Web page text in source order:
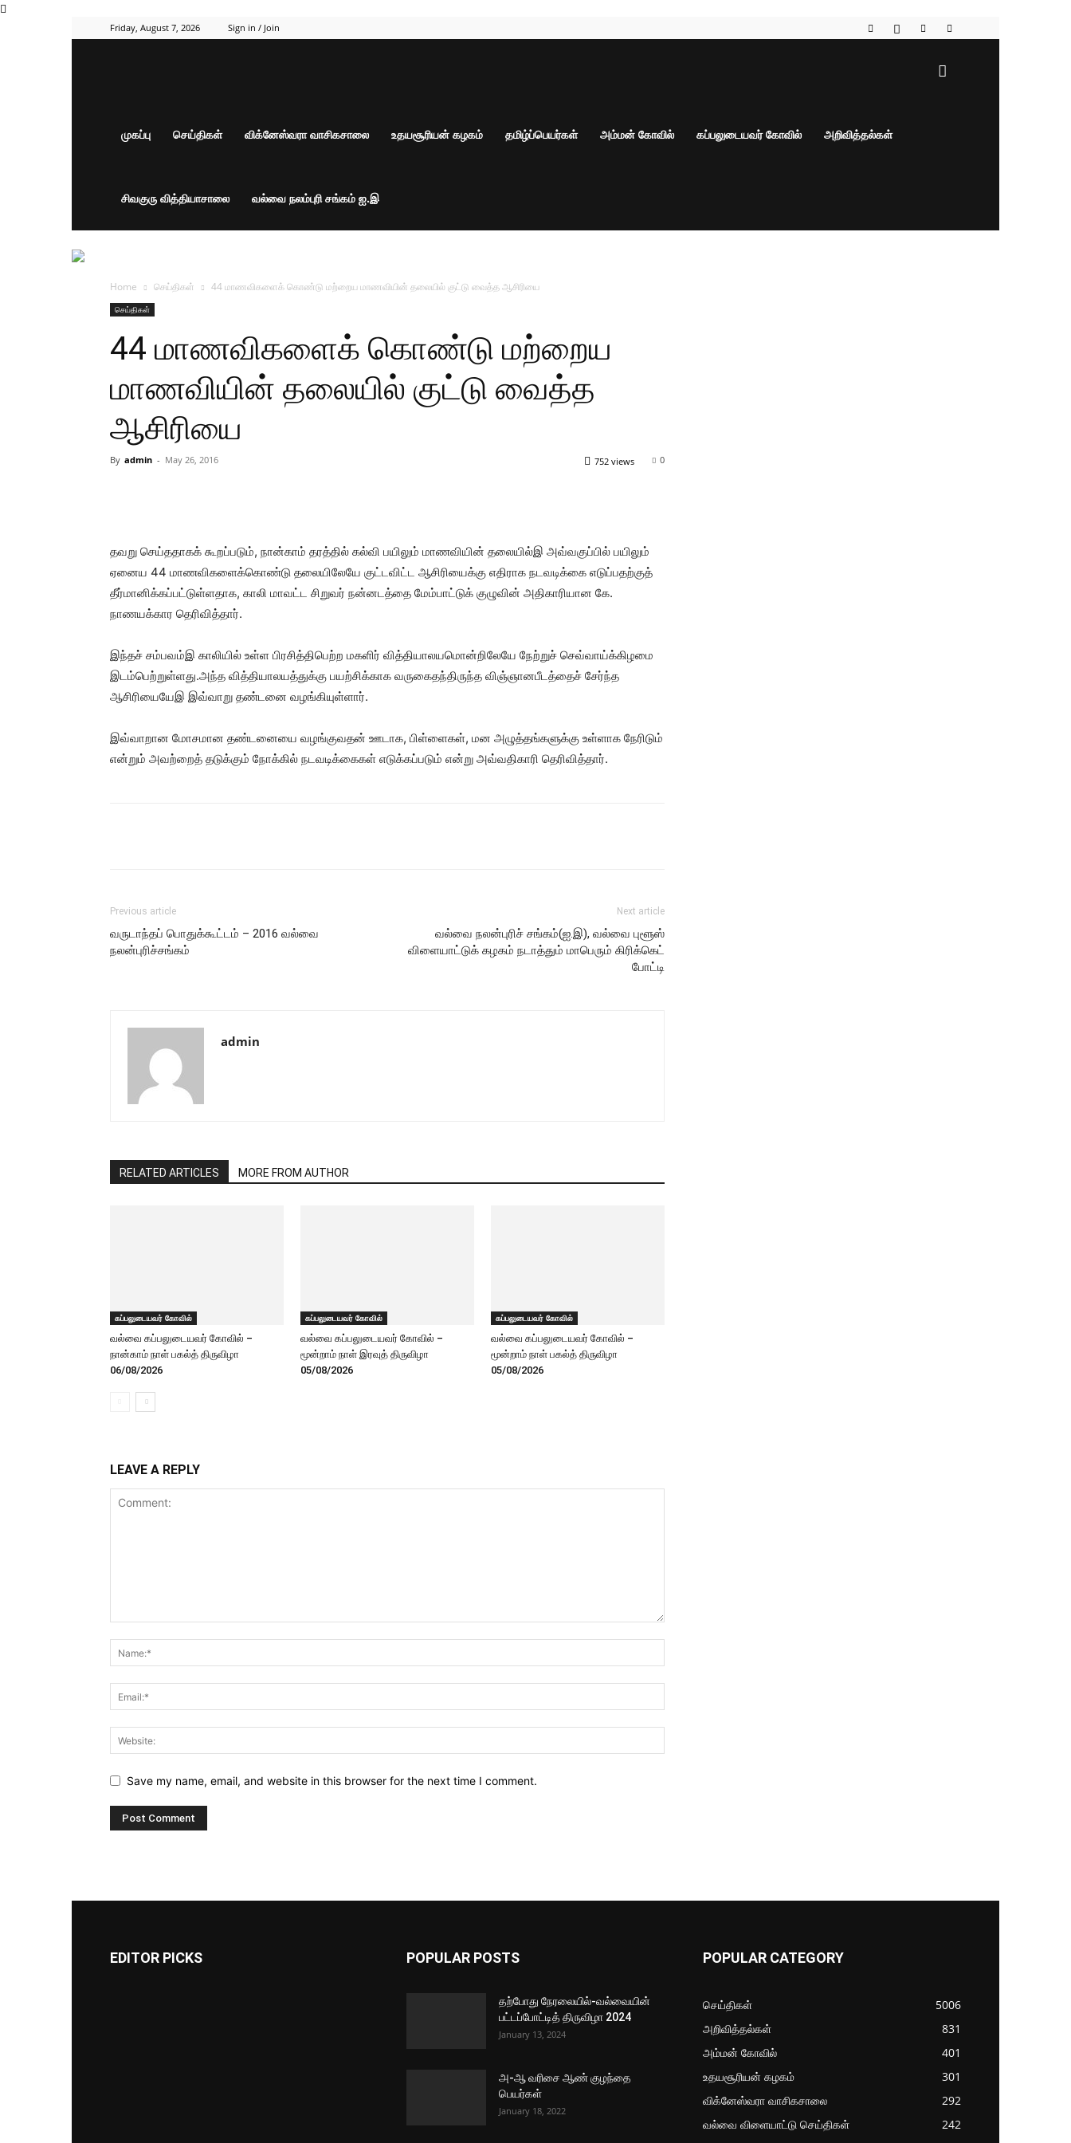
Friday, August 7, 2026 Sign in / Join
முகப்பு செய்திகள் விக்னேஸ்வரா வாசிகசாலை உதயசூரியன் கழகம் தமிழ்ப்பெயர்கள் அம்மன் கோவில் கப்பலுடையவர் கோவில் அறிவித்தல்கள்
சிவகுரு வித்தியாசாலை வல்வை நலம்புரி சங்கம் ஐ.இ
Home செய்திகள் 44 மாணவிகளைக் கொண்டு மற்றைய மாணவியின் தலையில் குட்டு வைத்த ஆசிரியை
செய்திகள்
44 மாணவிகளைக் கொண்டு மற்றைய
மாணவியின் தலையில் குட்டு வைத்த
ஆசிரியை
By admin - May 26, 2016 0
752 views
தவறு செய்ததாகக் கூறப்படும், நான்காம் தரத்தில் கல்வி பயிலும் மாணவியின் தலையில்இ அவ்வகுப்பில் பயிலும்
ஏனைய 44 மாணவிகளைக்கொண்டு தலையிலேயே குட்டவிட்ட ஆசிரியைக்கு எதிராக நடவடிக்கை எடுப்பதற்குத்
தீர்மானிக்கப்பட்டுள்ளதாக, காலி மாவட்ட சிறுவர் நன்னடத்தை மேம்பாட்டுக் குழுவின் அதிகாரியான கே.
நாணயக்கார தெரிவித்தார்.
இந்தச் சம்பவம்இ காலியில் உள்ள பிரசித்திபெற்ற மகளிர் வித்தியாலயமொன்றிலேயே நேற்றுச் செவ்வாய்க்கிழமை
இடம்பெற்றுள்ளது.அந்த வித்தியாலயத்துக்கு பயற்சிக்காக வருகைதந்திருந்த விஞ்ஞானபீடத்தைச் சேர்ந்த
ஆசிரியையேஇ இவ்வாறு தண்டனை வழங்கியுள்ளார்.
இவ்வாறான மோசமான தண்டனையை வழங்குவதன் ஊடாக, பிள்ளைகள், மன அழுத்தங்களுக்கு உள்ளாக நேரிடும்
என்றும் அவற்றைத் தடுக்கும் நோக்கில் நடவடிக்கைகள் எடுக்கப்படும் என்று அவ்வதிகாரி தெரிவித்தார்.
Previous article
வருடாந்தப் பொதுக்கூட்டம் – 2016 வல்வை
நலன்புரிச்சங்கம்
Next article
வல்வை நலன்புரிச் சங்கம்(ஐ.இ), வல்வை புளூஸ்
விளையாட்டுக் கழகம் நடாத்தும் மாபெரும் கிரிக்கெட்
போட்டி
admin
RELATED ARTICLES MORE FROM AUTHOR
கப்பலுடையவர் கோவில்
வல்வை கப்பலுடையவர் கோவில் –
நான்காம் நாள் பகல்த் திருவிழா
06/08/2026
கப்பலுடையவர் கோவில்
வல்வை கப்பலுடையவர் கோவில் –
மூன்றாம் நாள் இரவுத் திருவிழா
05/08/2026
கப்பலுடையவர் கோவில்
வல்வை கப்பலுடையவர் கோவில் –
மூன்றாம் நாள் பகல்த் திருவிழா
05/08/2026
LEAVE A REPLY
Save my name, email, and website in this browser for the next time I comment.
EDITOR PICKS POPULAR POSTS
தற்போது நேரலையில்-வல்வையின்
பட்டப்போட்டித் திருவிழா 2024
January 13, 2024
அ-ஆ வரிசை ஆண் குழந்தை
பெயர்கள்
January 18, 2022
POPULAR CATEGORY
செய்திகள்
5006
அறிவித்தல்கள்
831
அம்மன் கோவில்
401
உதயசூரியன் கழகம்
301
விக்னேஸ்வரா வாசிகசாலை
292
வல்வை விளையாட்டு செய்திகள்
242